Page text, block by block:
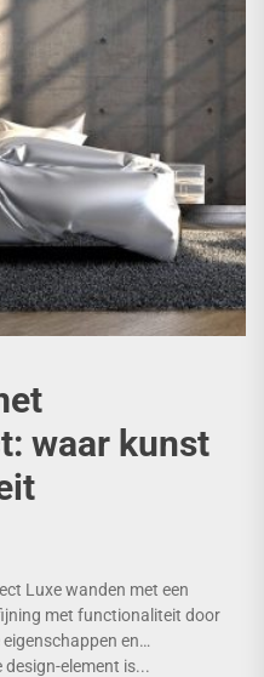
waar kunst
Luxe wanden met een
met functionaliteit door
en
element is...